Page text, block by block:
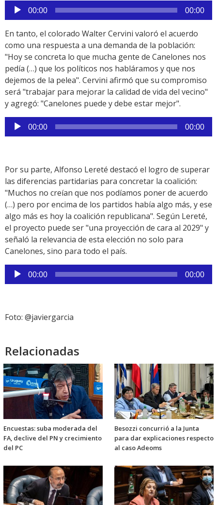
Reproductor
de
audio
00:00 00:00
En tanto, el colorado Walter Cervini valoró el acuerdo
como una respuesta a una demanda de la población:
"Hoy se concreta lo que mucha gente de Canelones nos
pedía (…) que los políticos nos habláramos y que nos
dejemos de la pelea". Cervini afirmó que su compromiso
será "trabajar para mejorar la calidad de vida del vecino"
y agregó: "Canelones puede y debe estar mejor".
Reproductor
de
00:00 00:00
Por su parte, Alfonso Lereté destacó el logro de superar
las diferencias partidarias para concretar la coalición:
"Muchos no creían que nos podíamos poner de acuerdo
(…) pero por encima de los partidos había algo más, y ese
algo más es hoy la coalición republicana". Según Lereté,
el proyecto puede ser "una proyección de cara al 2029" y
señaló la relevancia de esta elección no solo para
Canelones, sino para todo el país.
Reproductor
de
00:00 00:00
Foto: @javiergarcia
Relacionadas
Encuestas: suba moderada del
FA, declive del PN y crecimiento
del PC
Besozzi concurrió a la Junta
para dar explicaciones respecto
al caso Adeoms